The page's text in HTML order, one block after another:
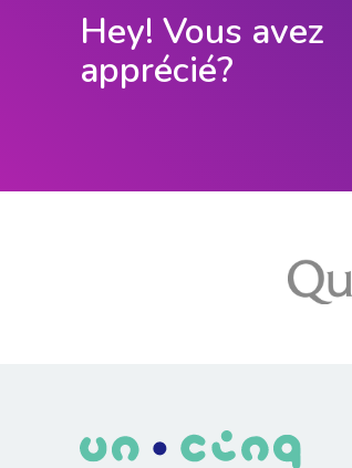
Hey! Vous avez
apprécié?